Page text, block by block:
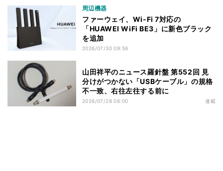
周辺機器
ファーウェイ、Wi-Fi 7対応の
「HUAWEI WiFi BE3」に新色ブラック
を追加
2026/07/30 09:56
山田祥平のニュース羅針盤 第552回 見
分けがつかない「USBケーブル」の規格
不一致、右往左往する前に
2026/07/28 06:00 連載